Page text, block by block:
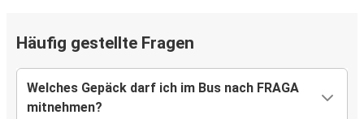
Häufig gestellte Fragen
Welches Gepäck darf ich im Bus nach FRAGA
mitnehmen?